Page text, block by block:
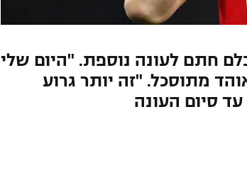
חתם לעונה נוספת. "היום שלי
מתוסכל. "זה יותר גרוע
סיום העונה